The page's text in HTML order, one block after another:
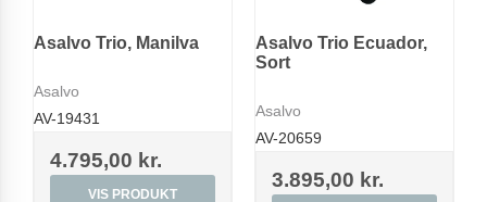
Asalvo Trio, Manilva
Asalvo
AV-19431
4.795,00 kr.
VIS PRODUKT
Asalvo Trio Ecuador,
Sort
Asalvo
AV-20659
3.895,00 kr.